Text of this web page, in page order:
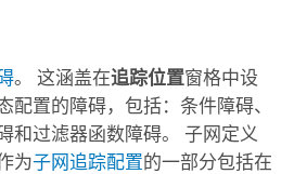
。 这涵盖在追踪位置窗格中设
配置的障碍，包括：条件障碍、
和过滤器函数障碍。 子网定义
为子网追踪配置的一部分包括在